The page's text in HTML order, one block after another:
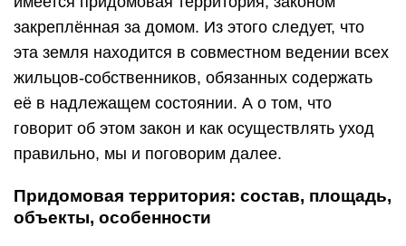
закреплённая за домом. Из этого следует, что
эта земля находится в совместном ведении всех
жильцов-собственников, обязанных содержать
её в надлежащем состоянии. А о том, что
говорит об этом закон и как осуществлять уход
правильно, мы и поговорим далее.
Придомовая территория: состав, площадь,
объекты, особенности